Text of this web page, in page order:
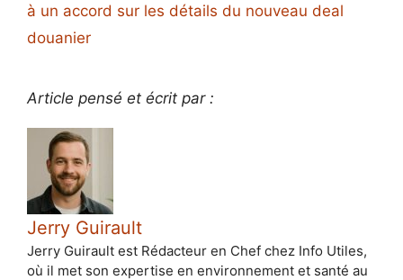
à un accord sur les détails du nouveau deal
douanier
Article pensé et écrit par :
Jerry Guirault
Jerry Guirault est Rédacteur en Chef chez Info Utiles,
où il met son expertise en environnement et santé au